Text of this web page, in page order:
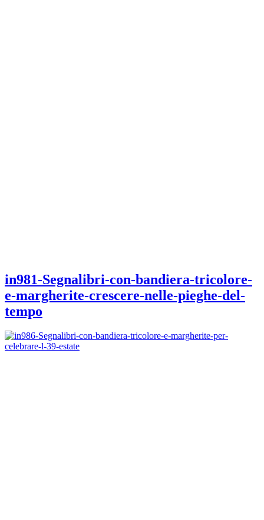
in981-Segnalibri-con-bandiera-tricolore-
e-margherite-crescere-nelle-pieghe-del-
tempo